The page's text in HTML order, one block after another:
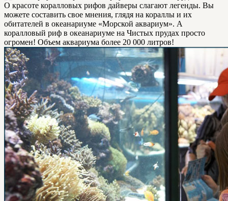
О красоте коралловых рифов дайверы слагают легенды. Вы
можете составить свое мнения, глядя на кораллы и их
обитателей в океанариуме «Морской аквариум». А
коралловый риф в океанариуме на Чистых прудах просто
огромен! Объем аквариума более 20 000 литров!